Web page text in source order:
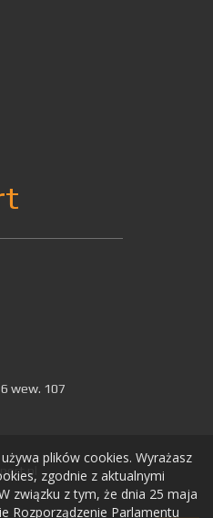
wew. 107
plików cookies. Wyrażasz
zgodnie z aktualnymi
związku z tym, że dnia 25 maja
Rozporządzenie Parlamentu